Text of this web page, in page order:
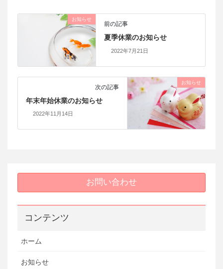
お知らせ
前の記事
夏季休業のお知らせ
2022年7月21日
お知らせ
次の記事
年末年始休業のお知らせ
2022年11月14日
お問い合わせ
コンテンツ
ホーム
お知らせ